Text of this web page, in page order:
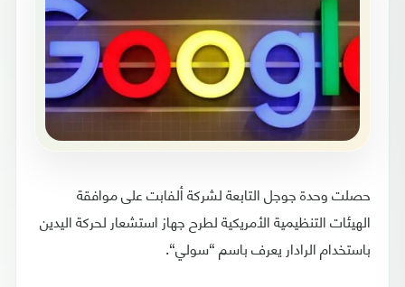
حصلت وحدة جوجل التابعة لشركة ألفابت على موافقة
الهيئات التنظيمية الأمريكية لطرح جهاز استشعار لحركة اليدين
باستخدام الرادار يعرف باسم “سولي“.